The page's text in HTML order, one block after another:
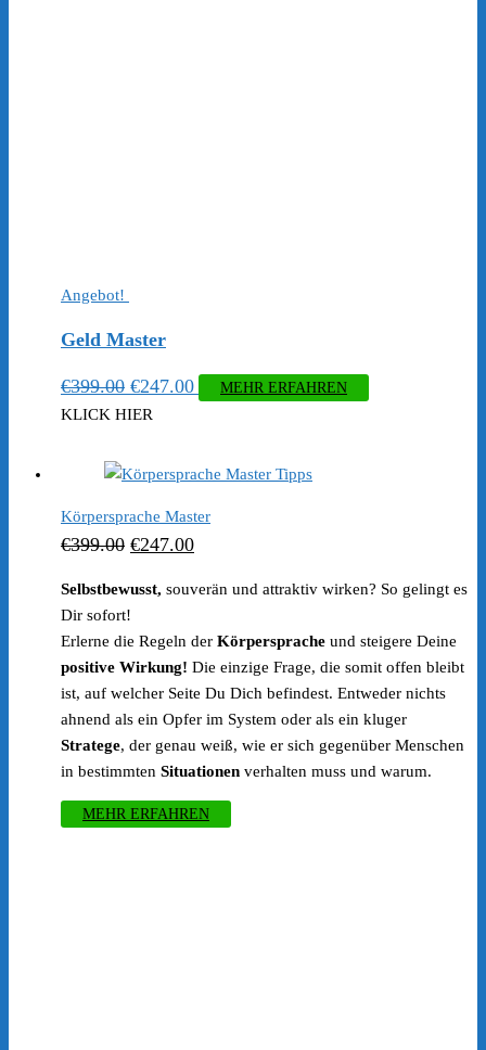
Angebot!
Geld Master
€399.00 Ursprünglicher
Preis
€399.00
€247.00Aktueller
€247.00.
MEHR ERFAHREN
KLICK HIER
Körpersprache Master
€399.00 Ursprünglicher
war:
€399.00
€247.00Aktueller
€247.00.
Selbstbewusst, souverän und attraktiv wirken? So gelingt es
Dir sofort!
Erlerne die Regeln der Körpersprache und steigere Deine
positive Wirkung! Die einzige Frage, die somit offen bleibt
ist, auf welcher Seite Du Dich befindest. Entweder nichts
ahnend als ein Opfer im System oder als ein kluger
Stratege, der genau weiß, wie er sich gegenüber Menschen
in bestimmten Situationen verhalten muss und warum.
MEHR ERFAHREN